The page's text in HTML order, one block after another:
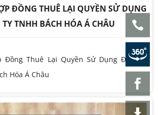
ĐỒNG THUÊ LẠI QUYỀN SỬ DỤNG
TNHH BÁCH HÓA Á CHÂU
Đồng Thuê Lại Quyền Sử Dụng Đất Với
Hóa Á Châu